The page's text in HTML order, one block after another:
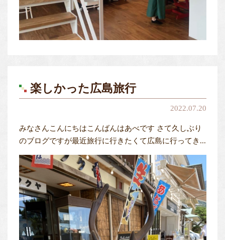
楽しかった広島旅行
2022.07.20
みなさんこんにちはこんばんはあべです さて久しぶり
のブログですが最近旅行に行きたくて広島に行ってき...